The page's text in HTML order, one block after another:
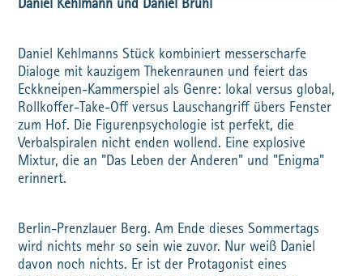
Daniel Kehlmann und Daniel Brühl
Daniel Kehlmanns Stück kombiniert messerscharfe
Dialoge mit kauzigem Thekenraunen und feiert das
Eckkneipen-Kammerspiel als Genre: lokal versus global,
Rollkoffer-Take-Off versus Lauschangriff übers Fenster
zum Hof. Die Figurenpsychologie ist perfekt, die
Verbalspiralen nicht enden wollend. Eine explosive
Mixtur, die an "Das Leben der Anderen" und "Enigma"
erinnert.
Berlin-Prenzlauer Berg. Am Ende dieses Sommertags
wird nichts mehr so sein wie zuvor. Nur weiß Daniel
davon noch nichts. Er ist der Protagonist eines